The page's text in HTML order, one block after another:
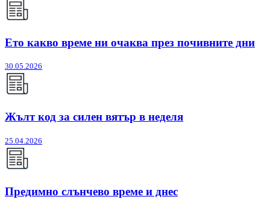
Ето какво време ни очаква през почивните дни
30.05.2026
Жълт код за силен вятър в неделя
25.04.2026
Предимно слънчево време и днес